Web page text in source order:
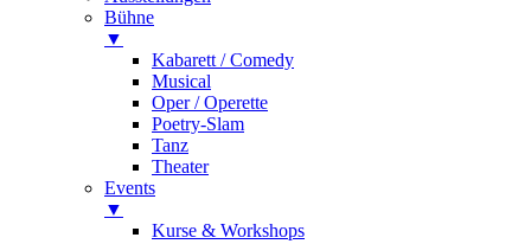
Bühne
▼
Kabarett / Comedy
Musical
Oper / Operette
Poetry-Slam
Tanz
Theater
Events
▼
Kurse & Workshops